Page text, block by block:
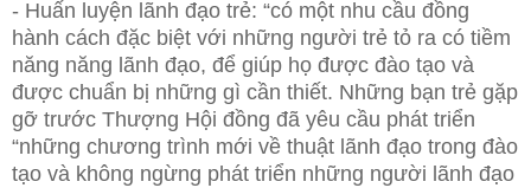
- Huấn luyện lãnh đạo trẻ: “có một nhu cầu đồng
hành cách đặc biệt với những người trẻ tỏ ra có tiềm
năng năng lãnh đạo, để giúp họ được đào tạo và
được chuẩn bị những gì cần thiết. Những bạn trẻ gặp
gỡ trước Thượng Hội đồng đã yêu cầu phát triển
“những chương trình mới về thuật lãnh đạo trong đào
tạo và không ngừng phát triển những người lãnh đạo